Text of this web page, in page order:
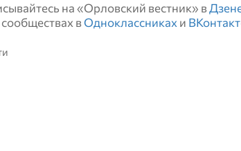
на «Орловский вестник» в
вОдноклассниках и